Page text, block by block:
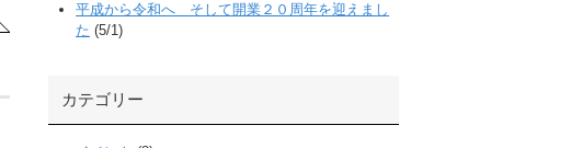
平成から令和へ そして開業２０周年を迎えまし
た (5/1)
カテゴリー